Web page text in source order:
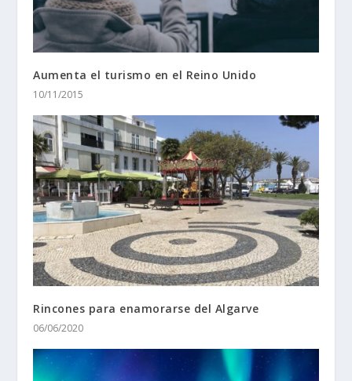
Aumenta el turismo en el Reino Unido
10/11/2015
Rincones para enamorarse del Algarve
06/06/2020